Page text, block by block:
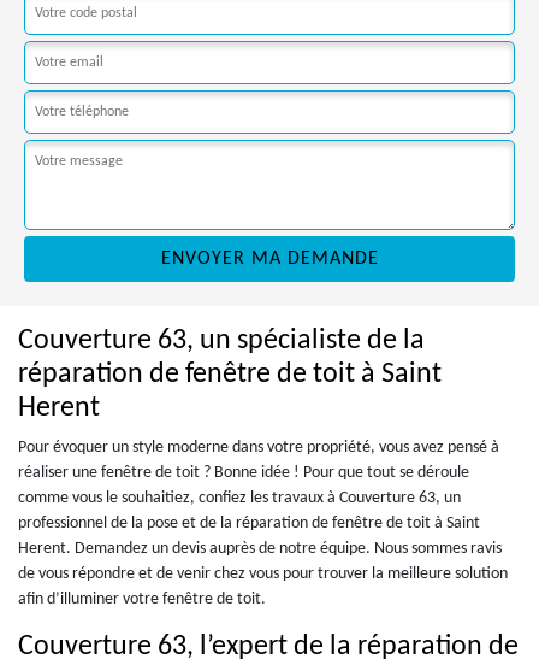
Couverture 63, un spécialiste de la
réparation de fenêtre de toit à Saint
Herent
Pour évoquer un style moderne dans votre propriété, vous avez pensé à
réaliser une fenêtre de toit ? Bonne idée ! Pour que tout se déroule
comme vous le souhaitiez, confiez les travaux à Couverture 63, un
professionnel de la pose et de la réparation de fenêtre de toit à Saint
Herent. Demandez un devis auprès de notre équipe. Nous sommes ravis
de vous répondre et de venir chez vous pour trouver la meilleure solution
afin d’illuminer votre fenêtre de toit.
Couverture 63, l’expert de la réparation de